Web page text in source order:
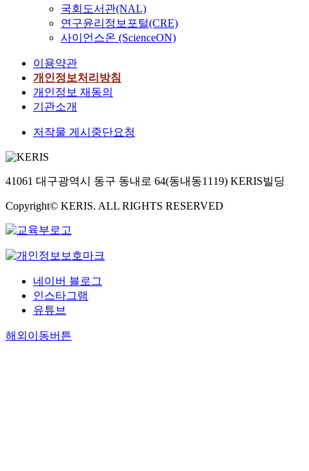
국회도서관(NAL)
연구윤리정보포털(CRE)
사이언스온 (ScienceON)
이용약관
개인정보처리방침
개인정보 재동의
기관소개
저작물 게시중단요청
41061 대구광역시 동구 동내로 64(동내동1119) KERIS빌딩
Copyright© KERIS. ALL RIGHTS RESERVED
네이버 블로그
인스타그램
유튜브
해외이동버튼